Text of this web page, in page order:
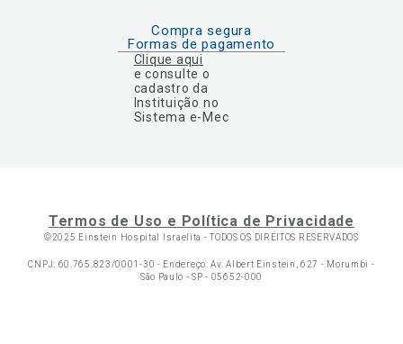
Compra segura
Formas de pagamento
Clique aqui
e consulte o
cadastro da
Instituição no
Sistema e-Mec
Termos de Uso e Política de Privacidade
©2025 Einstein Hospital Israelita -TODOS OS DIREITOS RESERVADOS
CNPJ: 60.765.823/0001-30 - Endereço: Av. Albert Einstein, 627 - Morumbi -
São Paulo - SP - 05652-000